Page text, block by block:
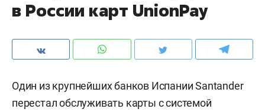
в России карт UnionPay
Один из крупнейших банков Испании Santander
перестал обслуживать карты с системой